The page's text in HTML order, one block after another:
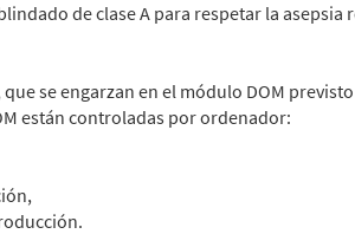
de clase A para respetar la
se engarzan en el módulo DOM
están controladas por ordenador: